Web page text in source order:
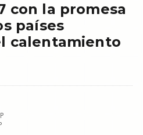
con la promesa
países
calentamiento